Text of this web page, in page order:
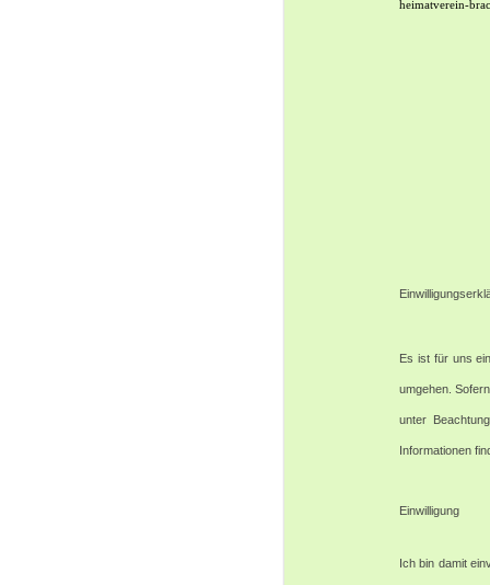
heimatverein-
Es ist für uns
umgehen.
unter
Informationen
Einwilligung
Ich bin damit